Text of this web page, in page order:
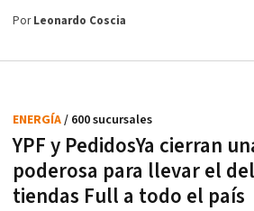
PorLeonardo Coscia
YPF y PedidosYa cierran
poderosa para llevar el
tiendas Full a todo el país
ENERGÍA/ 600 sucursales